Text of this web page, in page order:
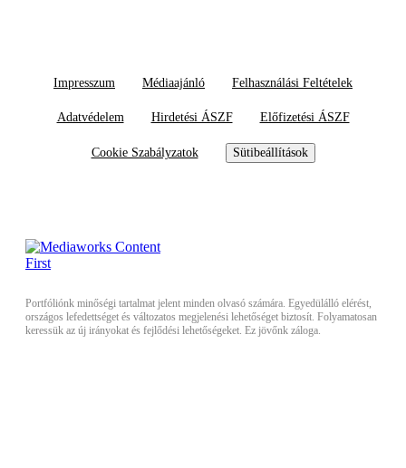
Impresszum Médiaajánló Felhasználási Feltételek
Adatvédelem Hirdetési ÁSZF Előfizetési ÁSZF
Cookie Szabályzatok Sütibeállítások
Portfóliónk minőségi tartalmat jelent minden olvasó számára. Egyedülálló elérést,
országos lefedettséget és változatos megjelenési lehetőséget biztosít. Folyamatosan
keressük az új irányokat és fejlődési lehetőségeket. Ez jövőnk záloga.